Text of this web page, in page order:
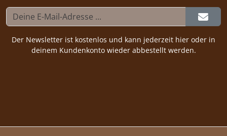
Der Newsletter ist kostenlos und kann jederzeit hier oder in
deinem Kundenkonto wieder abbestellt werden.